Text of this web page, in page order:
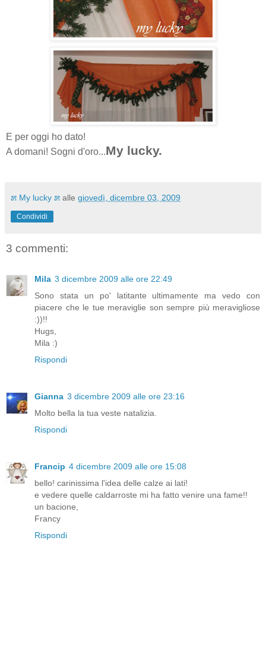
E per oggi ho dato!
A domani! Sogni d'oro...My lucky.
೫ My lucky ೫ alle giovedì, dicembre 03, 2009
Condividi
3 commenti:
Mila 3 dicembre 2009 alle ore 22:49
Sono stata un po' latitante ultimamente ma vedo con
piacere che le tue meraviglie son sempre più meravigliose
:))!!
Hugs,
Mila :)
Rispondi
Gianna 3 dicembre 2009 alle ore 23:16
Molto bella la tua veste natalizia.
Rispondi
Francip 4 dicembre 2009 alle ore 15:08
bello! carinissima l'idea delle calze ai lati!
e vedere quelle caldarroste mi ha fatto venire una fame!!
un bacione,
Francy
Rispondi